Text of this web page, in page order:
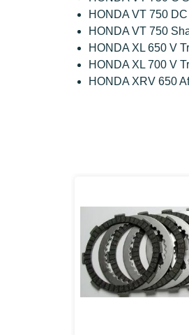
HONDA VT 750
HONDA VT 750
HONDA XL 650 V
HONDA XL 700 V
HONDA XRV 650